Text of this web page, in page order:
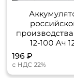
12-100 Ач
196 ₽
с НДС 22%